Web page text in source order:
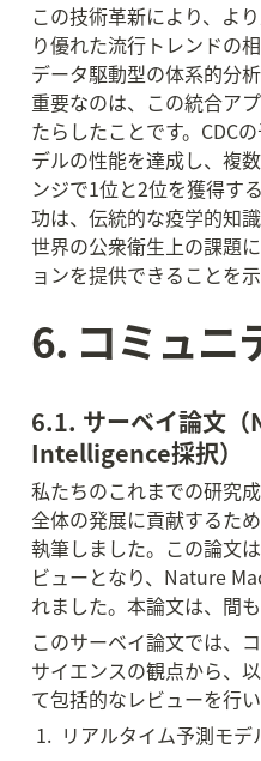
この技術革新により、よ
り優れた流行トレンドの
データ駆動型の体系的分
重要なのは、この統合ア
たらしたことです。CDC
デルの性能を達成し、複
ンジで1位と2位を獲得す
功は、伝統的な疫学的知
世界の公衆衛生上の課題
ョンを提供できることを示
6. コミュニ
6.1. サーベイ論文
Intelligence採択）
私たちのこれまでの研究
全体の発展に貢献するた
執筆しました。この論文
ビューとなり、Nature
れました。本論文は、間
このサーベイ論文では、
サイエンスの観点から、
て包括的なレビューを行
1.  リアルタイム予測モデ